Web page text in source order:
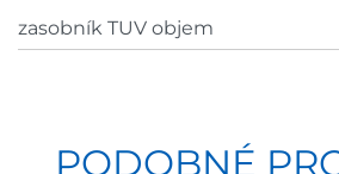
zasobník TUV objem
PODOBNÉ